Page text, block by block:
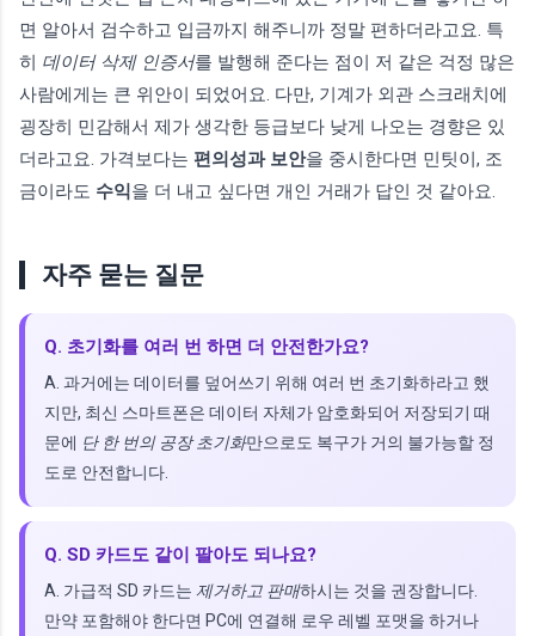
면 알아서 검수하고 입금까지 해주니까 정말 편하더라고요. 특
히 데이터 삭제 인증서를 발행해 준다는 점이 저 같은 걱정 많은
사람에게는 큰 위안이 되었어요. 다만, 기계가 외관 스크래치에
굉장히 민감해서 제가 생각한 등급보다 낮게 나오는 경향은 있
더라고요. 가격보다는 편의성과 보안을 중시한다면 민팃이, 조
금이라도 수익을 더 내고 싶다면 개인 거래가 답인 것 같아요.
자주 묻는 질문
Q. 초기화를 여러 번 하면 더 안전한가요?
A. 과거에는 데이터를 덮어쓰기 위해 여러 번 초기화하라고 했
지만, 최신 스마트폰은 데이터 자체가 암호화되어 저장되기 때
문에 단 한 번의 공장 초기화만으로도 복구가 거의 불가능할 정
도로 안전합니다.
Q. SD 카드도 같이 팔아도 되나요?
A. 가급적 SD 카드는 제거하고 판매하시는 것을 권장합니다.
만약 포함해야 한다면 PC에 연결해 로우 레벨 포맷을 하거나